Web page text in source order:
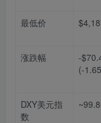
最低价
涨跌幅
-
(-
DXY美元指
数